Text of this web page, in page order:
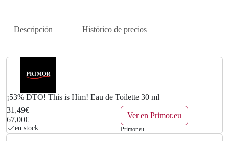
6
7
,
0
4
€
Descripción Histórico de precios
¡53% DTO! This is Him! Eau de Toilette 30 ml
31,49€
67,00€
en stock
Ver en Primor.eu
Primor.eu